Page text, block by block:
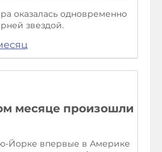
оказалась одновременно
звездой.
месяце произошли
Йорке впервые в Америке